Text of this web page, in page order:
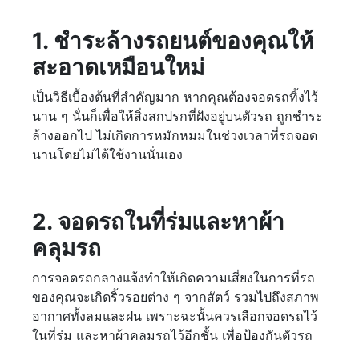
1. ชำระล้างรถยนต์ของคุณให้
สะอาดเหมือนใหม่
เป็นวิธีเบื้องต้นที่สำคัญมาก หากคุณต้องจอดรถทิ้งไว้
นาน ๆ นั่นก็เพื่อให้สิ่งสกปรกที่ฝังอยู่บนตัวรถ ถูกชำระ
ล้างออกไป ไม่เกิดการหมักหมมในช่วงเวลาที่รถจอด
นานโดยไม่ได้ใช้งานนั่นเอง
2. จอดรถในที่ร่มและหาผ้า
คลุมรถ
การจอดรถกลางแจ้งทำให้เกิดความเสี่ยงในการที่รถ
ของคุณจะเกิดริ้วรอยต่าง ๆ จากสัตว์ รวมไปถึงสภาพ
อากาศทั้งลมและฝน เพราะฉะนั้นควรเลือกจอดรถไว้
ในที่ร่ม และหาผ้าคลุมรถไว้อีกชั้น เพื่อป้องกันตัวรถ